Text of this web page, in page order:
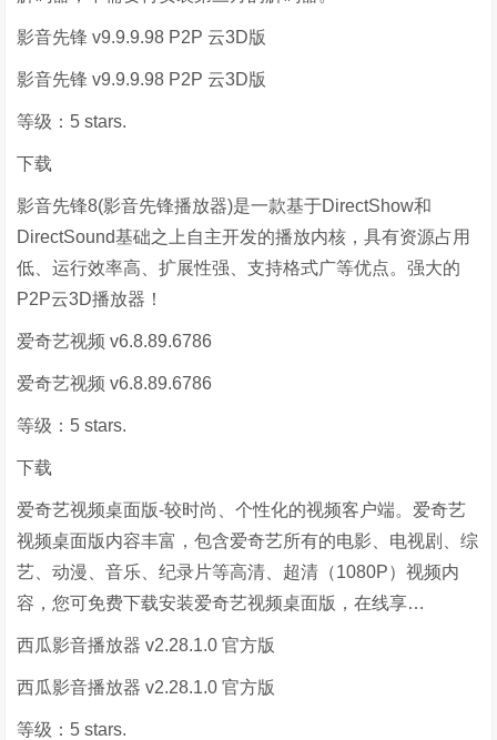
影音先锋 v9.9.9.98 P2P 云3D版
影音先锋 v9.9.9.98 P2P 云3D版
等级：5 stars.
下载
影音先锋8(影音先锋播放器)是一款基于DirectShow和
DirectSound基础之上自主开发的播放内核，具有资源占用
低、运行效率高、扩展性强、支持格式广等优点。强大的
P2P云3D播放器！
爱奇艺视频 v6.8.89.6786
爱奇艺视频 v6.8.89.6786
等级：5 stars.
下载
爱奇艺视频桌面版-较时尚、个性化的视频客户端。爱奇艺
视频桌面版内容丰富，包含爱奇艺所有的电影、电视剧、综
艺、动漫、音乐、纪录片等高清、超清（1080P）视频内
容，您可免费下载安装爱奇艺视频桌面版，在线享…
西瓜影音播放器 v2.28.1.0 官方版
西瓜影音播放器 v2.28.1.0 官方版
等级：5 stars.